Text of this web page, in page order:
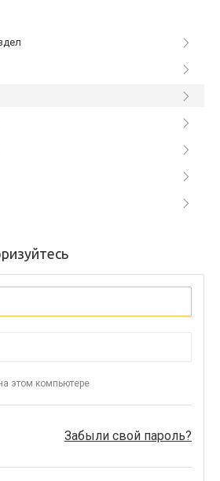
этом компьютере
Забыли свой пароль?